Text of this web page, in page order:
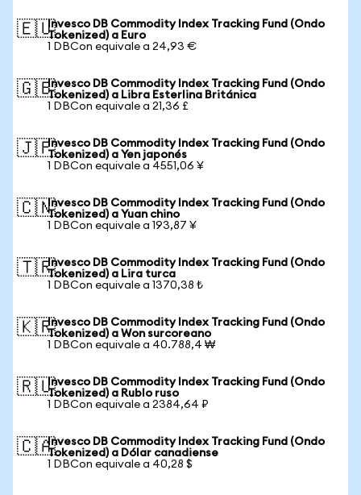
🇪🇺Invesco DB Commodity Index Tracking Fund (Ondo
Tokenized) a Euro
1 DBCon equivale a 24,93 €
🇬🇧Invesco DB Commodity Index Tracking Fund (Ondo
Tokenized) a Libra Esterlina Británica
1 DBCon equivale a 21,36 £
🇯🇵Invesco DB Commodity Index Tracking Fund (Ondo
Tokenized) a Yen japonés
1 DBCon equivale a 4551,06 ¥
🇨🇳Invesco DB Commodity Index Tracking Fund (Ondo
Tokenized) a Yuan chino
1 DBCon equivale a 193,87 ¥
🇹🇷Invesco DB Commodity Index Tracking Fund (Ondo
Tokenized) a Lira turca
1 DBCon equivale a 1370,38 ₺
🇰🇷Invesco DB Commodity Index Tracking Fund (Ondo
Tokenized) a Won surcoreano
1 DBCon equivale a 40.788,4 ₩
🇷🇺Invesco DB Commodity Index Tracking Fund (Ondo
Tokenized) a Rublo ruso
1 DBCon equivale a 2384,64 ₽
🇨🇦Invesco DB Commodity Index Tracking Fund (Ondo
Tokenized) a Dólar canadiense
1 DBCon equivale a 40,28 $